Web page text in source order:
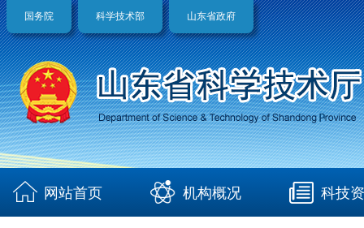
国务院 科学技术部 山东省政府
网站首页 机构概况 科技